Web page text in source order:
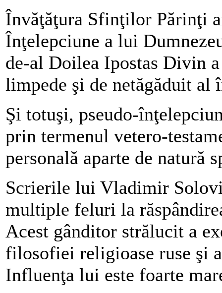
Învăţăţura Sfinţilor Părinţi
Înţelepciune a lui
de-al Doilea Ipostas Divin
limpede şi de netăgăduit
Şi totuşi, pseudo-
prin termenul vetero-
personală aparte de natură
Scrierile lui Vladimir
multiple feluri la
Acest gânditor strălucit a
filosofiei religioase ruse şi
Influenţa lui este foarte